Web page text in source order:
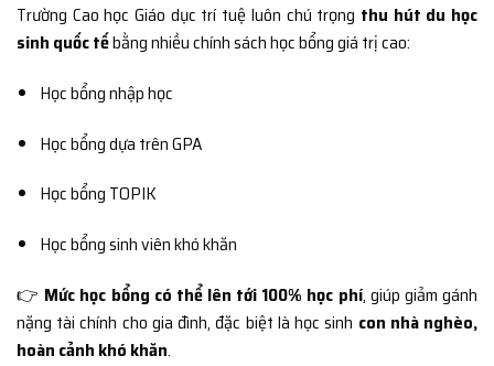
Trường Cao học Giáo dục trí tuệ luôn chú trọng thu hút du học
sinh quốc tếbằng nhiều chính sách học bổng giá trị cao:
Học bổng nhập học
Học bổng dựa trên GPA
Học bổng TOPIK
Học bổng sinh viên khó khăn
👉 Mức học bổng có thể lên tới 100% học phí, giúp giảm gánh
nặng tài chính cho gia đình, đặc biệt là học sinh con nhà nghèo,
hoàn cảnh khó khăn.